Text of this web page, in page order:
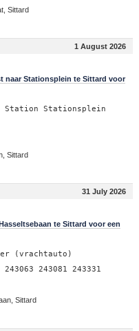
Sittard
1 August 2026
naar Stationsplein te Sittard voor
Station Stationsplein
Sittard
31 July 2026
te Sittard voor een
(vrachtauto)
243081 243331
Sittard